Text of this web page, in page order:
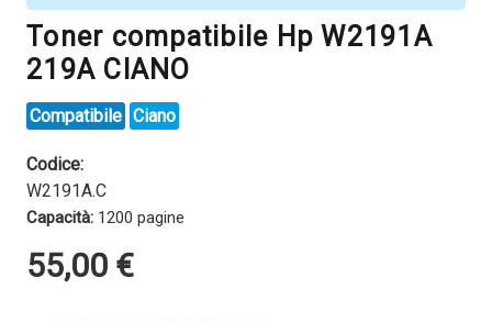
Toner compatibile Hp W2191A
219A CIANO
Compatibile Ciano
Codice:
W2191A.C
Capacità: 1200 pagine
55,00 €